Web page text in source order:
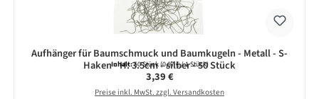
Aufhänger für Baumschmuck und Baumkugeln - Metall - S-
Haken - H: 3.5cm - silber - 50 Stück
Inhalt:50 Stück(0,07 € / 1 Stück)
Regulärer Preis:
3,39 €
Preise inkl. MwSt. zzgl. Versandkosten